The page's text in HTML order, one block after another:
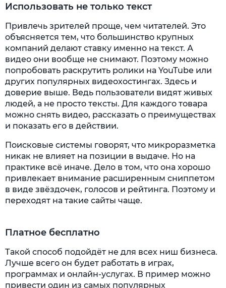
Использовать не только текст
Привлечь зрителей проще, чем читателей. Это
объясняется тем, что большинство крупных
компаний делают ставку именно на текст. А
видео они вообще не снимают. Поэтому можно
попробовать раскрутить ролики на YouTube или
других популярных видеохостингах. Здесь и
доверие выше. Ведь пользователи видят живых
людей, а не просто тексты. Для каждого товара
можно снять видео, рассказать о преимуществах
и показать его в действии.
Поисковые системы говорят, что микроразметка
никак не влияет на позиции в выдаче. Но на
практике всё иначе. Дело в том, что она хорошо
привлекает внимание расширенным сниппетом
в виде звёздочек, голосов и рейтинга. Поэтому и
переходят на такие сайты чаще.
Платное бесплатно
Такой способ подойдёт не для всех ниш бизнеса.
Лучше всего он будет работать в играх,
программах и онлайн-услугах. В пример можно
привести один из самых популярных